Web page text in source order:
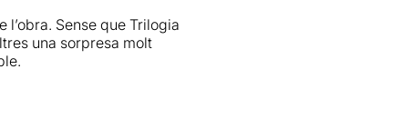
Sense que Trilogia
una sorpresa molt